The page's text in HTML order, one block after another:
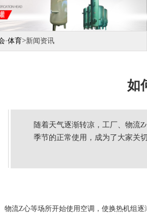
司简介 产品展示
·体育>新闻资讯
如
随着天气逐渐转凉，工厂、物流
季节的正常使用，成为了大家关
物流Z心等场所开始使用空调，使换热机组